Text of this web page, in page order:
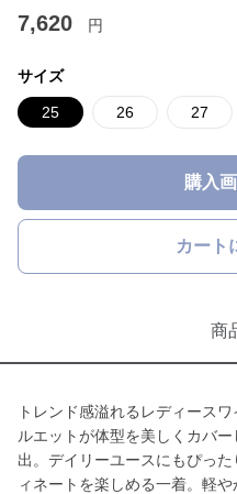
7,620 円
サイズ
25 26 27
購入
カート
商
トレンド感溢れるレディース
ルエットが体型を美しくカバ
出。デイリーユースにもぴっ
ィネートを楽しめる一着。軽